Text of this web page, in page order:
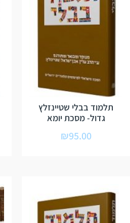
תלמוד בבלי שטיינזלץ
גדול- מסכת יומא
₪95.00